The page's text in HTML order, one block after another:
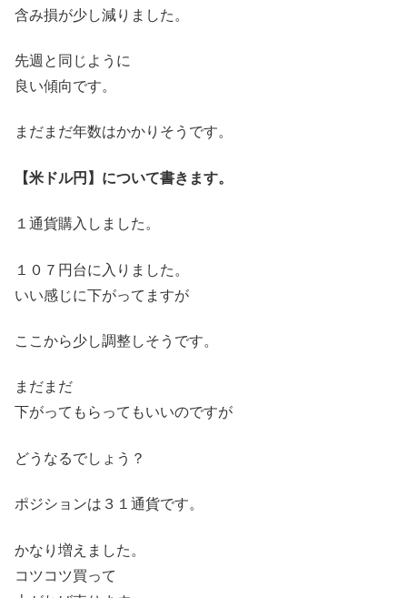
含み損が少し減りました。
先週と同じように
良い傾向です。
まだまだ年数はかかりそうです。
【米ドル円】について書きます。
１通貨購入しました。
１０７円台に入りました。
いい感じに下がってますが
ここから少し調整しそうです。
まだまだ
下がってもらってもいいのですが
どうなるでしょう？
ポジションは３１通貨です。
かなり増えました。
コツコツ買って